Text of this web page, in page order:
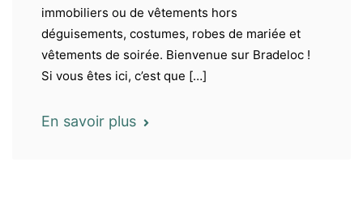
immobiliers ou de vêtements hors
déguisements, costumes, robes de mariée et
vêtements de soirée. Bienvenue sur Bradeloc !
Si vous êtes ici, c’est que […]
En savoir plus